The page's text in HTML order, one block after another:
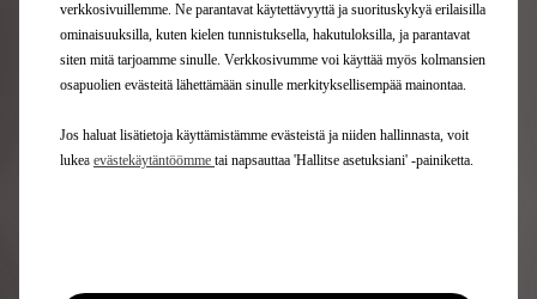
verkkosivuillemme. Ne parantavat käytettävyyttä ja suorituskykyä erilaisilla
ominaisuuksilla, kuten kielen tunnistuksella, hakutuloksilla, ja parantavat
siten mitä tarjoamme sinulle. Verkkosivumme voi käyttää myös kolmansien
osapuolien evästeitä lähettämään sinulle merkityksellisempää mainontaa.
Jos haluat lisätietoja käyttämistämme evästeistä ja niiden hallinnasta, voit
lukea evästekäytäntöömme tai napsauttaa 'Hallitse asetuksiani' -painiketta.